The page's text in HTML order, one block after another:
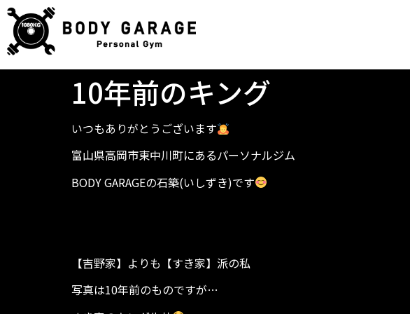
10年前のキング
いつもありがとうございます
富山県高岡市東中川町にあるパーソナルジム
BODY GARAGEの石築(いしずき)です
【吉野家】よりも【すき家】派の私
写真は10年前のものですが…